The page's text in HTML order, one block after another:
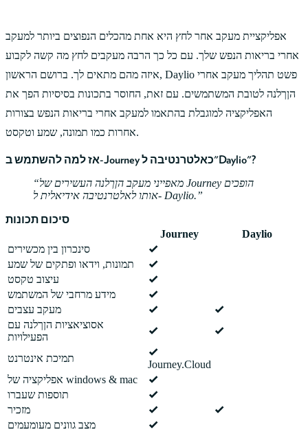
אפליקציית מעקב אחר לחץ היא אחת מהכלים הנפוצים ביותר למעקב
אחרי בריאות הנפש שלך. עם כל כך הרבה מעקבים לחץ מה קשה לקבוע
איזה מהם מתאים לך. ברושם הראשון, Daylio פשט תהליך מעקב אחרי
הןךלנה לטובת המשתמשים. עם זאת, החוסר בתכונות בסיסיות הפך את
האפליקציה למוגבלת בהתאמו למעקב אחרי בריאות הנפש בצורות
אחרות כמו תמונה, שמע וטקסט.
אז למה להשתמש ב-Journey כאלטרנטיבה ל"Daylio"?
מאפייני מעקב הןךלנה העשירים של Journey הופכים
אותו לאלטרנטיבה אידיאלית ל- Daylio.
סיכום תכונות
Journey
Daylio
סינכרון בין מכשירים
תמונות, וידאו ופתקים של שמע
עיצוב טקסט
מידע מרחבי של המשתמש
מעקב עצבים
אסוציאציות הןךלנה עם
הפעילויות
תמיכת אינטרנט
Journey.Cloud
אפליקציה של windows & mac
תוספות שעברו
מזכיר
מצב גוונים מעומעמים